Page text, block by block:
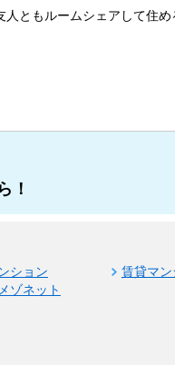
人ともルームシェアして住
！
ション
賃貸マン
メゾネット